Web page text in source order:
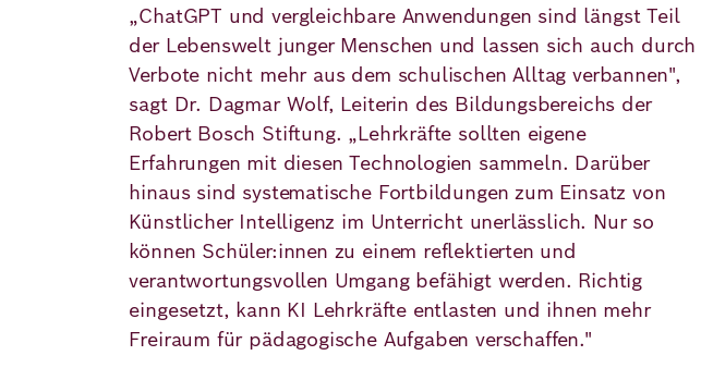
„ChatGPT und vergleichbare Anwendungen sind längst Teil
der Lebenswelt junger Menschen und lassen sich auch durch
Verbote nicht mehr aus dem schulischen Alltag verbannen",
sagt Dr. Dagmar Wolf, Leiterin des Bildungsbereichs der
Robert Bosch Stiftung. „Lehrkräfte sollten eigene
Erfahrungen mit diesen Technologien sammeln. Darüber
hinaus sind systematische Fortbildungen zum Einsatz von
Künstlicher Intelligenz im Unterricht unerlässlich. Nur so
können Schüler:innen zu einem reflektierten und
verantwortungsvollen Umgang befähigt werden. Richtig
eingesetzt, kann KI Lehrkräfte entlasten und ihnen mehr
Freiraum für pädagogische Aufgaben verschaffen."